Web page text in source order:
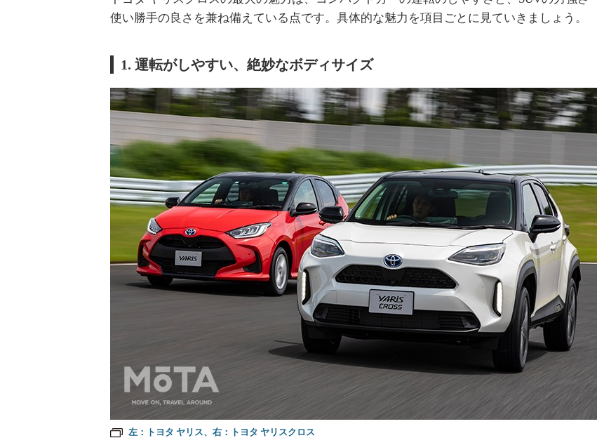
使い勝手の良さを兼ね備えている点です。具体的な魅力を項目ごとに見ていきましょう。
1. 運転がしやすい、絶妙なボディサイズ
左：トヨタ ヤリス、右：トヨタ ヤリスクロス